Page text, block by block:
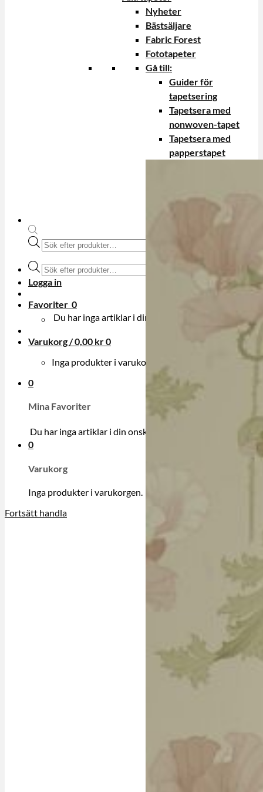
Produktsökning
Produktsökning
Logga in
Favoriter 0
Du har inga artiklar i din onskelista.
Varukorg /0,00 kr0
Inga produkter i varukorgen.
0
Mina Favoriter
Du har inga artiklar i din onskelista.
0
Varukorg
Inga produkter i varukorgen.
Fortsätt handla
Nyheter
Bästsäljare
Fabric Forest
Fototapeter
Gå till:
Guider för
tapetsering
Tapetsera med
nonwoven-tapet
Tapetsera med
papperstapet